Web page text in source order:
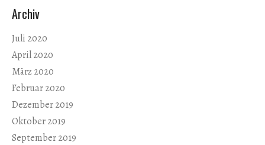
Archiv
Juli 2020
April 2020
März 2020
Februar 2020
Dezember 2019
Oktober 2019
September 2019